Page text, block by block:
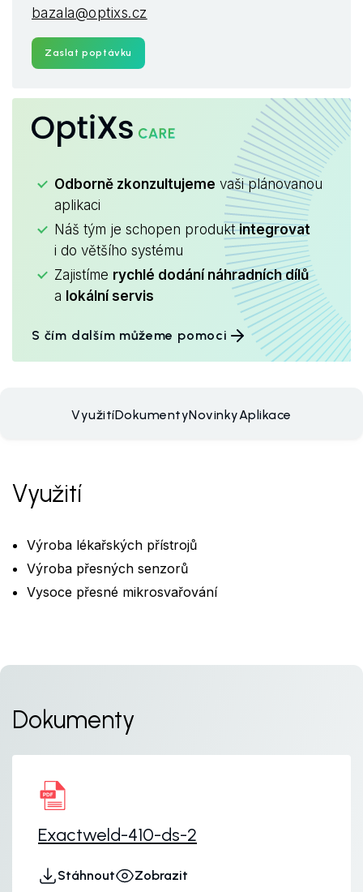
bazala@optixs.cz
Zaslat poptávku
OptiXsCARE
Odborně zkonzultujeme vaši plánovanou
aplikaci
Náš tým je schopen produktintegrovat
i do většího systému
Zajistíme rychlé dodání náhradních dílů
a lokální servis
S čím dalším můžeme pomoci
VyužitíDokumentyNovinkyAplikace
Využití
Výroba lékařských přístrojů
Výroba přesných senzorů
Vysoce přesné mikrosvařování
Dokumenty
Exactweld-410-ds-2
Stáhnout Zobrazit